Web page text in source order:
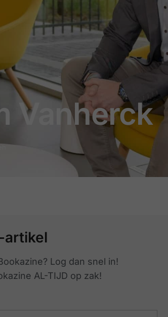
Vanherck
artikel
Log dan snel in!
AL-TIJD op zak!